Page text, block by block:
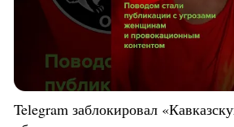
Telegram заблокировал